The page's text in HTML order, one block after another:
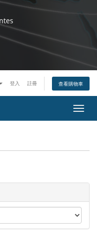
登入 註冊 查看購物車
切